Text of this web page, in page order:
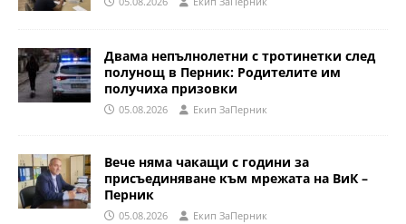
Двама непълнолетни с тротинетки след
полунощ в Перник: Родителите им
получиха призовки
05.08.2026 Eкип ЗаПерник
Вече няма чакащи с години за
присъединяване към мрежата на ВиК –
Перник
05.08.2026 Eкип ЗаПерник